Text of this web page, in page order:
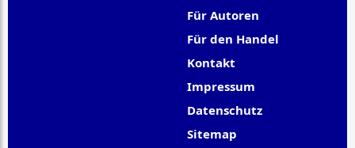
Für Autoren
Für den Handel
Kontakt
Impressum
Datenschutz
Sitemap